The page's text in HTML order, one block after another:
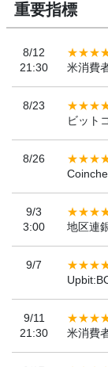
重要指標
8/12
21:30
米消費
8/23
ビット
8/26
9/3
3:00
地区連
9/7
9/11
21:30
米消費